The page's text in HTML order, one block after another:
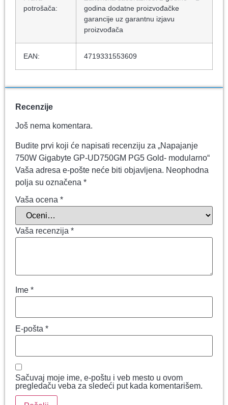
potrošača:
godina dodatne proizvođačke
garancije uz garantnu izjavu
proizvođača
EAN: 4719331553609
Recenzije
Još nema komentara.
Budite prvi koji će napisati recenziju za „Napajanje
750W Gigabyte GP-UD750GM PG5 Gold- modularno“
Vaša adresa e-pošte neće biti objavljena. Neophodna
polja su označena *
Vaša ocena *
Vaša recenzija *
Ime *
E-pošta *
Sačuvaj moje ime, e-poštu i veb mesto u ovom
pregledaču veba za sledeći put kada komentarišem.